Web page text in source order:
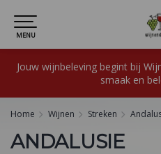
MENU
Jouw wijnbeleving begint bij
smaak en
Home Wijnen Streken
ANDALUSIE